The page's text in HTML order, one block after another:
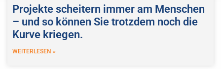
Projekte scheitern immer am Menschen
– und so können Sie trotzdem noch die
Kurve kriegen.
WEITERLESEN »